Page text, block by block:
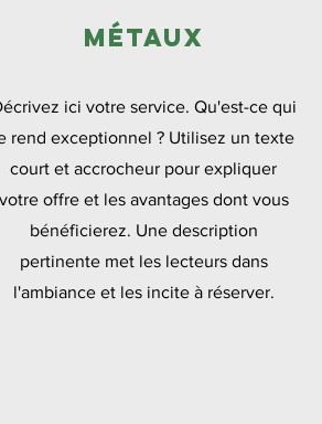
Métaux
ici votre service. Qu'est-ce qui
rend exceptionnel ? Utilisez un texte
court et accrocheur pour expliquer
votre offre et les avantages dont vous
bénéficierez. Une description
pertinente met les lecteurs dans
l'ambiance et les incite à réserver.